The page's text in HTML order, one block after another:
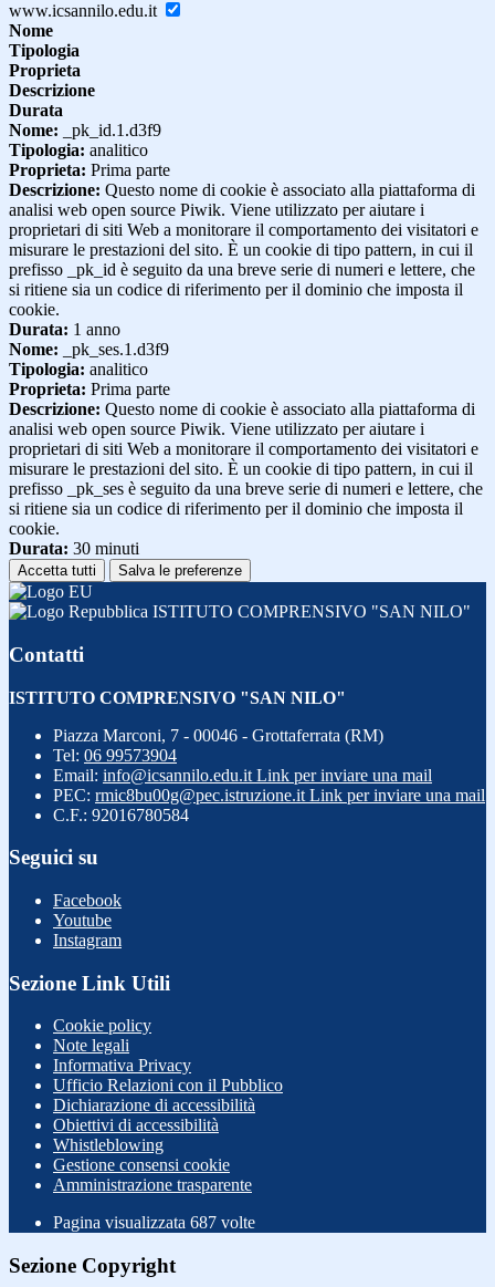
www.icsannilo.edu.it
Nome
Tipologia
Proprieta
Descrizione
Durata
Nome: _pk_id.1.d3f9
Tipologia: analitico
Proprieta: Prima parte
Descrizione: Questo nome di cookie è associato alla piattaforma di
analisi web open source Piwik. Viene utilizzato per aiutare i
proprietari di siti Web a monitorare il comportamento dei visitatori e
misurare le prestazioni del sito. È un cookie di tipo pattern, in cui il
prefisso _pk_id è seguito da una breve serie di numeri e lettere, che
si ritiene sia un codice di riferimento per il dominio che imposta il
cookie.
Durata: 1 anno
Nome: _pk_ses.1.d3f9
Tipologia: analitico
Proprieta: Prima parte
Descrizione: Questo nome di cookie è associato alla piattaforma di
analisi web open source Piwik. Viene utilizzato per aiutare i
proprietari di siti Web a monitorare il comportamento dei visitatori e
misurare le prestazioni del sito. È un cookie di tipo pattern, in cui il
prefisso _pk_ses è seguito da una breve serie di numeri e lettere, che
si ritiene sia un codice di riferimento per il dominio che imposta il
cookie.
Durata: 30 minuti
Accetta tutti Salva le preferenze
ISTITUTO COMPRENSIVO "SAN NILO"
Contatti
ISTITUTO COMPRENSIVO "SAN NILO"
Piazza Marconi, 7 - 00046 - Grottaferrata (RM)
Tel: 06 99573904
Email: info@icsannilo.edu.it Link per inviare una mail
PEC: rmic8bu00g@pec.istruzione.it Link per inviare una mail
C.F.: 92016780584
Seguici su
Facebook
Youtube
Instagram
Sezione Link Utili
Cookie policy
Note legali
Informativa Privacy
Ufficio Relazioni con il Pubblico
Dichiarazione di accessibilità
Obiettivi di accessibilità
Whistleblowing
Gestione consensi cookie
Amministrazione trasparente
Pagina visualizzata 687 volte
Sezione Copyright